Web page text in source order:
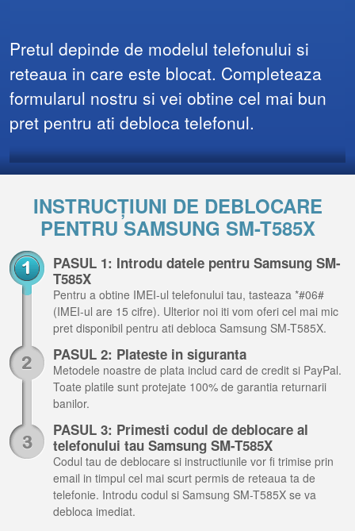
Pretul depinde de modelul telefonului si
reteaua in care este blocat. Completeaza
formularul nostru si vei obtine cel mai bun
pret pentru ati debloca telefonul.
INSTRUCȚIUNI DE DEBLOCARE
PENTRU SAMSUNG SM-T585X
PASUL 1: Introdu datele pentru Samsung SM-
T585X
Pentru a obtine IMEI-ul telefonului tau, tasteaza *#06#
(IMEI-ul are 15 cifre). Ulterior noi iti vom oferi cel mai mic
pret disponibil pentru ati debloca Samsung SM-T585X.
PASUL 2: Plateste in siguranta
Metodele noastre de plata includ card de credit si PayPal.
Toate platile sunt protejate 100% de garantia returnarii
banilor.
PASUL 3: Primesti codul de deblocare al
telefonului tau Samsung SM-T585X
Codul tau de deblocare si instructiunile vor fi trimise prin
email in timpul cel mai scurt permis de reteaua ta de
telefonie. Introdu codul si Samsung SM-T585X se va
debloca imediat.